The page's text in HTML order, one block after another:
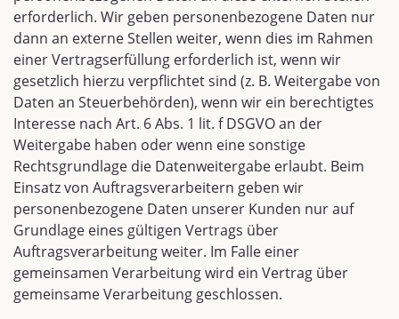
erforderlich. Wir geben personenbezogene Daten nur
dann an externe Stellen weiter, wenn dies im Rahmen
einer Vertragserfüllung erforderlich ist, wenn wir
gesetzlich hierzu verpflichtet sind (z. B. Weitergabe von
Daten an Steuerbehörden), wenn wir ein berechtigtes
Interesse nach Art. 6 Abs. 1 lit. f DSGVO an der
Weitergabe haben oder wenn eine sonstige
Rechtsgrundlage die Datenweitergabe erlaubt. Beim
Einsatz von Auftragsverarbeitern geben wir
personenbezogene Daten unserer Kunden nur auf
Grundlage eines gültigen Vertrags über
Auftragsverarbeitung weiter. Im Falle einer
gemeinsamen Verarbeitung wird ein Vertrag über
gemeinsame Verarbeitung geschlossen.